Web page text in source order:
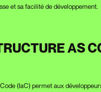
et sa facilité de développement.
AS
(IaC) permet aux